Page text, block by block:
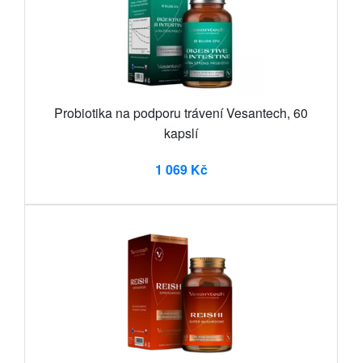
Probiotika na podporu trávení Vesantech, 60
kapslí
1 069 Kč